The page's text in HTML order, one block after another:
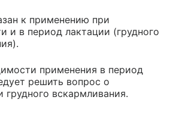
к применению при
и в период лактации (грудного
применения в период
решить вопрос о
грудного вскармливания.